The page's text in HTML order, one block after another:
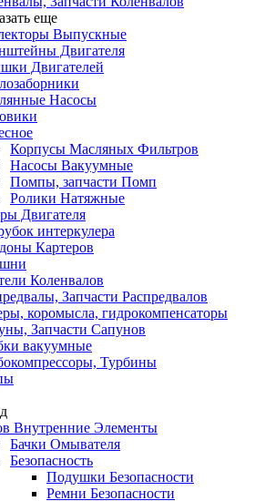
еще
Выпускные
Двигателя
Двигателей
Насосы
Корпусы Масляных Фильтров
Насосы Вакуумные
Помпы, запчасти Помп
Ролики Натяжные
Двигателя
интеркулера
Картеров
Коленвалов
Запчасти Распредвалов
коромысла, гидрокомпенсаторы
Запчасти Сапунов
вакуумные
Турбины
Внутренние Элементы
Бачки Омывателя
Безопасность
Подушки Безопасности
Ремни Безопасности